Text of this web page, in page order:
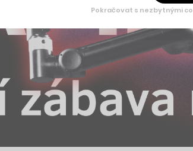
Pokračovat s nezbytnými